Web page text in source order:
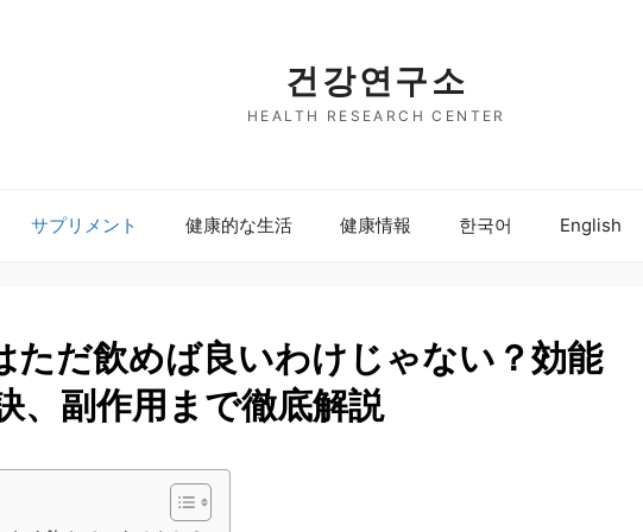
건강연구소
HEALTH RESEARCH CENTER
サプリメント 健康的な生活 健康情報 한국어 English
ただ飲めば良いわけじゃない？効能
、副作用まで徹底解説